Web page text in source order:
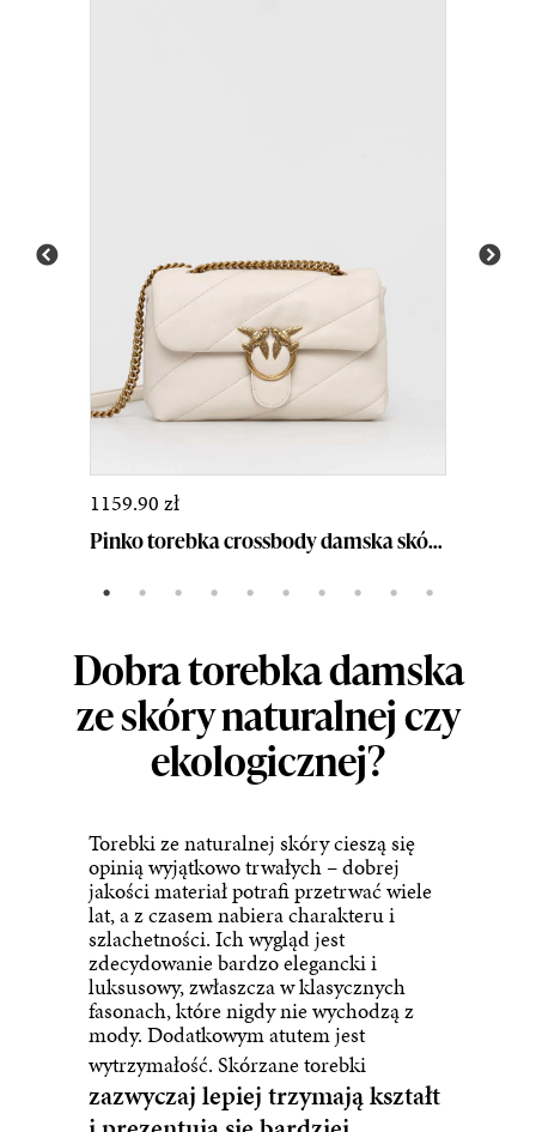
1159.90 zł
Pinko torebka crossbody damska skórzana biała 10...
Dobra torebka damska
ze skóry naturalnej czy
ekologicznej?
Torebki ze naturalnej skóry cieszą się
opinią wyjątkowo trwałych – dobrej
jakości materiał potrafi przetrwać wiele
lat, a z czasem nabiera charakteru i
szlachetności. Ich wygląd jest
zdecydowanie bardzo elegancki i
luksusowy, zwłaszcza w klasycznych
fasonach, które nigdy nie wychodzą z
mody. Dodatkowym atutem jest
wytrzymałość. Skórzane torebki
zazwyczaj lepiej trzymają kształt